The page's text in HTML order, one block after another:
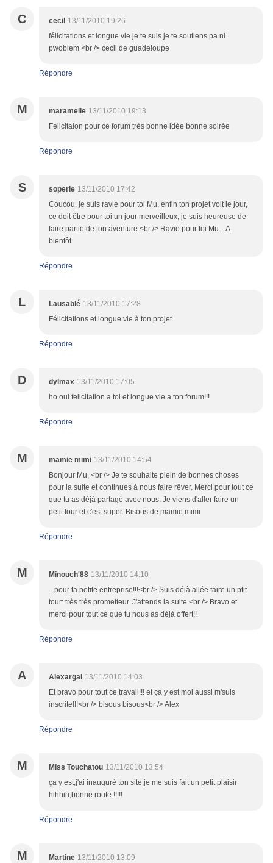
C cecil 13/11/2010 19:26
félicitations et longue vie je te suis je te soutiens pa ni
pwoblem <br /> cecil de guadeloupe
Répondre
M maramelle 13/11/2010 19:13
Felicitaion pour ce forum très bonne idée bonne soirée
Répondre
S soperle 13/11/2010 17:42
Coucou, je suis ravie pour toi Mu, enfin ton projet voit le jour,
ce doit être pour toi un jour merveilleux, je suis heureuse de
faire partie de ton aventure.<br /> Ravie pour toi Mu... A
bientôt
Répondre
L Lausablé 13/11/2010 17:28
Félicitations et longue vie à ton projet.
Répondre
D dylmax 13/11/2010 17:05
ho oui felicitation a toi et longue vie a ton forum!!!
Répondre
M mamie mimi 13/11/2010 14:54
Bonjour Mu, <br /> Je te souhaite plein de bonnes choses
pour la suite et continues à nous faire rêver. Merci pour tout ce
que tu as déjà partagé avec nous. Je viens d'aller faire un
petit tour et c'est super. Bisous de mamie mimi
Répondre
M Minouch'88 13/11/2010 14:10
...pour ta petite entreprise!!!<br /> Suis déjà allée faire un ptit
tour: très très prometteur. J'attends la suite.<br /> Bravo et
merci pour tout ce que tu nous as déjà offert!!
Répondre
A Alexargai 13/11/2010 14:03
Et bravo pour tout ce travail!!! et ça y est moi aussi m'suis
inscrite!!!<br /> bisous bisous<br /> Alex
Répondre
M Miss Touchatou 13/11/2010 13:54
ça y est,j'ai inauguré ton site,je me suis fait un petit plaisir
hihhih,bonne route !!!!!
Répondre
M Martine 13/11/2010 13:09